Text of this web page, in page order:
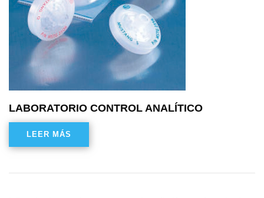
LABORATORIO CONTROL ANALÍTICO
LEER MÁS